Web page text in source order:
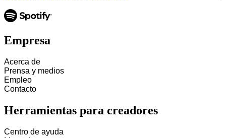
Empresa
Acerca de
Prensa y medios
Empleo
Contacto
Herramientas para creadores
Centro de ayuda